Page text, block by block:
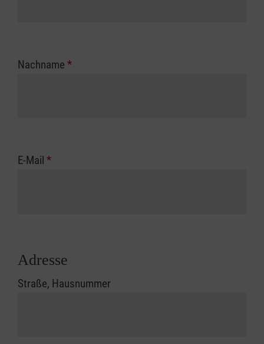
Nachname *
E-Mail *
Adresse
Straße, Hausnummer